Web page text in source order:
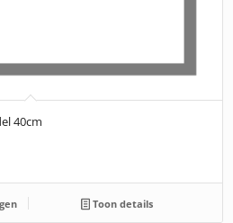
40cm
Toon details